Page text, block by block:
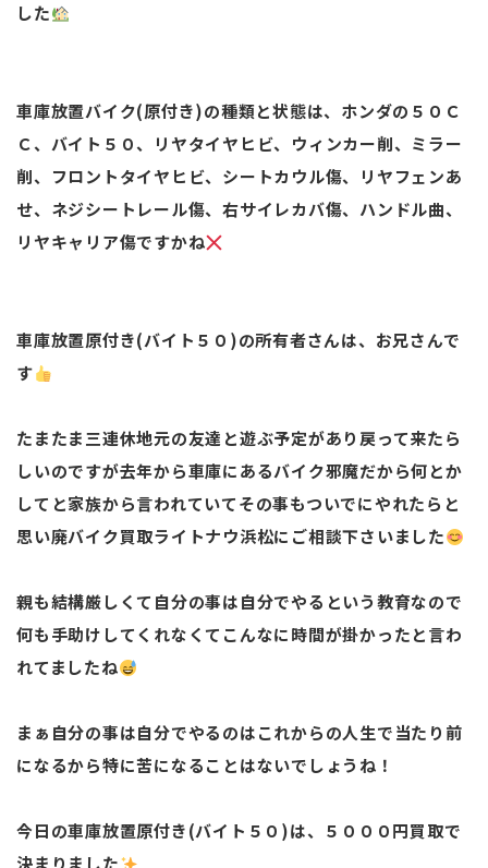
した
車庫放置バイク(原付き)の種類と状態は、ホンダの５０Ｃ
Ｃ、バイト５０、リヤタイヤヒビ、ウィンカー削、ミラー
削、フロントタイヤヒビ、シートカウル傷、リヤフェンあ
せ、ネジシートレール傷、右サイレカバ傷、ハンドル曲、
リヤキャリア傷ですかね
車庫放置原付き(バイト５０)の所有者さんは、お兄さんで
す
たまたま三連休地元の友達と遊ぶ予定があり戻って来たら
しいのですが去年から車庫にあるバイク邪魔だから何とか
してと家族から言われていてその事もついでにやれたらと
思い廃バイク買取ライトナウ浜松にご相談下さいました
親も結構厳しくて自分の事は自分でやるという教育なので
何も手助けしてくれなくてこんなに時間が掛かったと言わ
れてましたね
まぁ自分の事は自分でやるのはこれからの人生で当たり前
になるから特に苦になることはないでしょうね！
今日の車庫放置原付き(バイト５０)は、５０００円買取で
決まりました